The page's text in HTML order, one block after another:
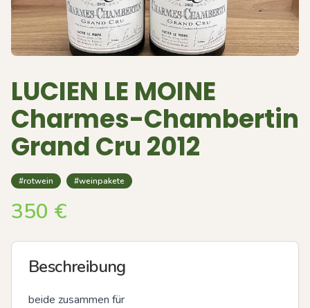
LUCIEN LE MOINE
Charmes-Chambertin
Grand Cru 2012
#rotwein #weinpakete
350 €
Beschreibung
beide zusammen für